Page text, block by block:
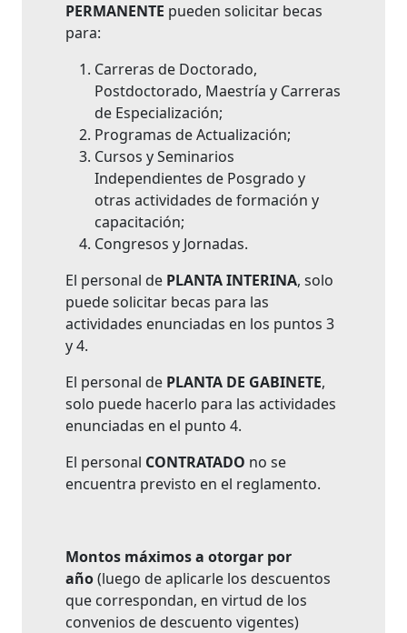
PERMANENTE pueden solicitar becas
para:
Carreras de Doctorado,
Postdoctorado, Maestría y Carreras
de Especialización;
Programas de Actualización;
Cursos y Seminarios
Independientes de Posgrado y
otras actividades de formación y
capacitación;
Congresos y Jornadas.
El personal de PLANTA INTERINA, solo
puede solicitar becas para las
actividades enunciadas en los puntos 3
y 4.
El personal de PLANTA DE GABINETE,
solo puede hacerlo para las actividades
enunciadas en el punto 4.
El personal CONTRATADO no se
encuentra previsto en el reglamento.
Montos máximosa otorgar por
año(luego de aplicarle los descuentos
que correspondan, en virtud de los
convenios de descuento vigentes)